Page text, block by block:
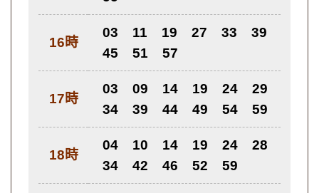
16時
03 11 19 27 33
39
45
51 57
17時
03 09 14 19 24
29
34
39 44 49 54 59
18時
04 10 14 19 24
28
34
42 46 52 59